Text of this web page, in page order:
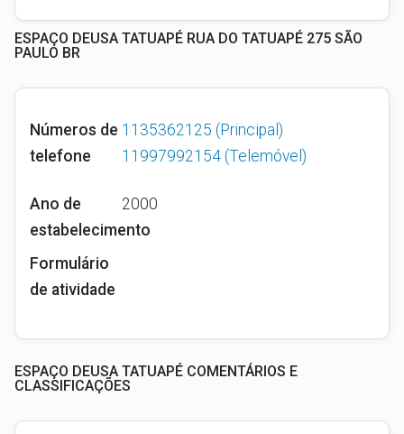
ESPAÇO DEUSA TATUAPÉ RUA DO TATUAPÉ 275 SÃO
PAULO BR
Números de
telefone
1135362125 (Principal)
11997992154 (Telemóvel)
Ano de
estabelecimento
2000
Formulário
de atividade
ESPAÇO DEUSA TATUAPÉ COMENTÁRIOS E
CLASSIFICAÇÕES